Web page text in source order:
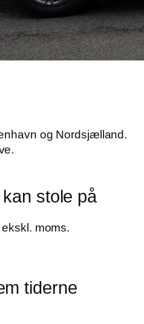
og Nordsjælland.
stole på
moms.
tiderne